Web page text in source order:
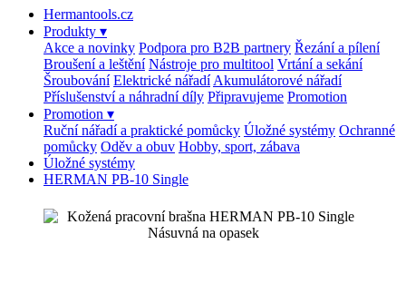
Hermantools.cz
Produkty ▾
Akce a novinky Podpora pro B2B partnery Řezání a pílení
Broušení a leštění Nástroje pro multitool Vrtání a sekání
Šroubování Elektrické nářadí Akumulátorové nářadí
Příslušenství a náhradní díly Připravujeme Promotion
Promotion ▾
Ruční nářadí a praktické pomůcky Úložné systémy Ochranné
pomůcky Oděv a obuv Hobby, sport, zábava
Úložné systémy
HERMAN PB-10 Single